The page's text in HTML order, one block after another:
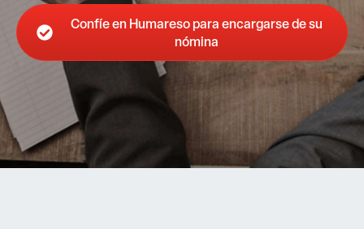
Confíe en Humareso para encargarse de su
nómina